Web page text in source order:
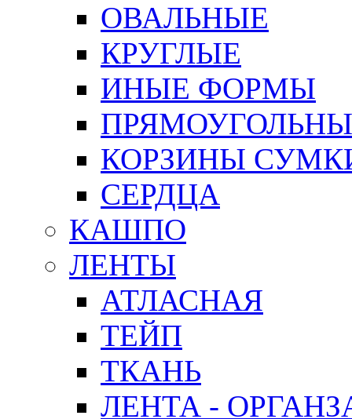
ОВАЛЬНЫЕ
КРУГЛЫЕ
ИНЫЕ ФОРМЫ
КОРЗИНЫ
СЕРДЦА
КАШПО
ЛЕНТЫ
АТЛАСНАЯ
ТЕЙП
ТКАНЬ
ЛЕНТА -